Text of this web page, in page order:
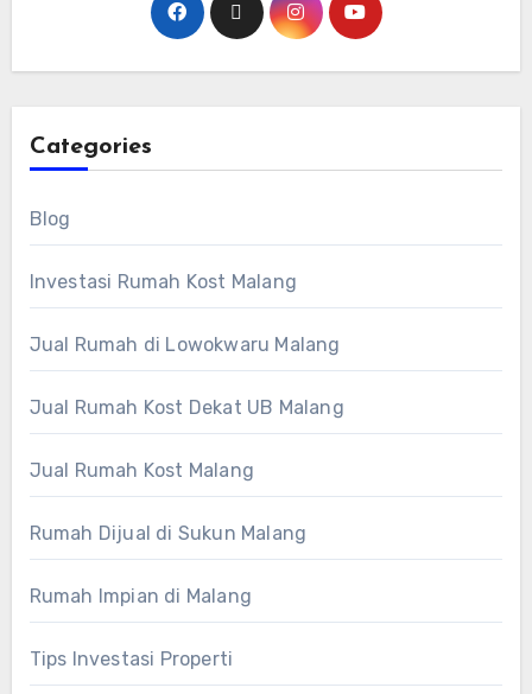
Categories
Blog
Investasi Rumah Kost Malang
Jual Rumah di Lowokwaru Malang
Jual Rumah Kost Dekat UB Malang
Jual Rumah Kost Malang
Rumah Dijual di Sukun Malang
Rumah Impian di Malang
Tips Investasi Properti